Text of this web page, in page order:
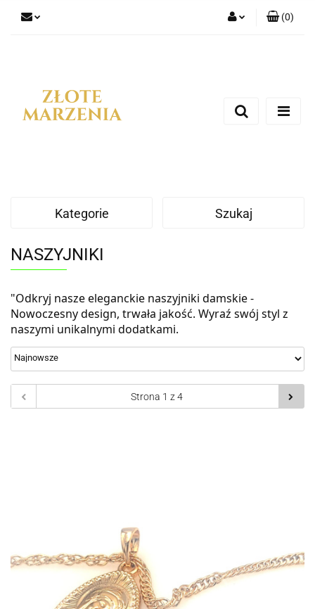
(0)
Kategorie Szukaj
NASZYJNIKI
"Odkryj nasze eleganckie naszyjniki damskie -
Nowoczesny design, trwała jakość. Wyraź swój styl z
naszymi unikalnymi dodatkami.